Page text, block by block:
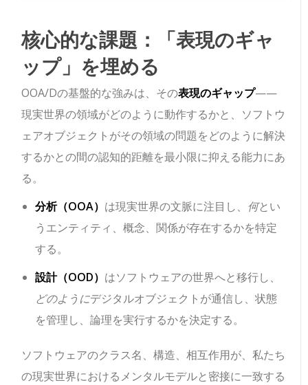
核心的な課題：「表現のギャ
ップ」を埋める
OOA/Dの基盤的な強みは、その表現のギャップ——
現実世界の領域がどのように動作するかと、ソフトウ
ェアオブジェクトがその領域の問題をどのように解決
するかとの間の認知的距離を最小限に抑える能力にあ
る。
分析（OOA） は現実世界の文脈に注目し、 何とい
うエンティティ、概念、関係が存在するかを特定
する。
設計（OOD） はソフトウェアの世界へと移行し、
どのようにデジタルオブジェクトが通信し、状態
を管理し、論理を実行するかを決定する。
ソフトウェアのクラス名、構造、相互作用が、私たち
の現実世界におけるメンタルモデルと密接に一致する